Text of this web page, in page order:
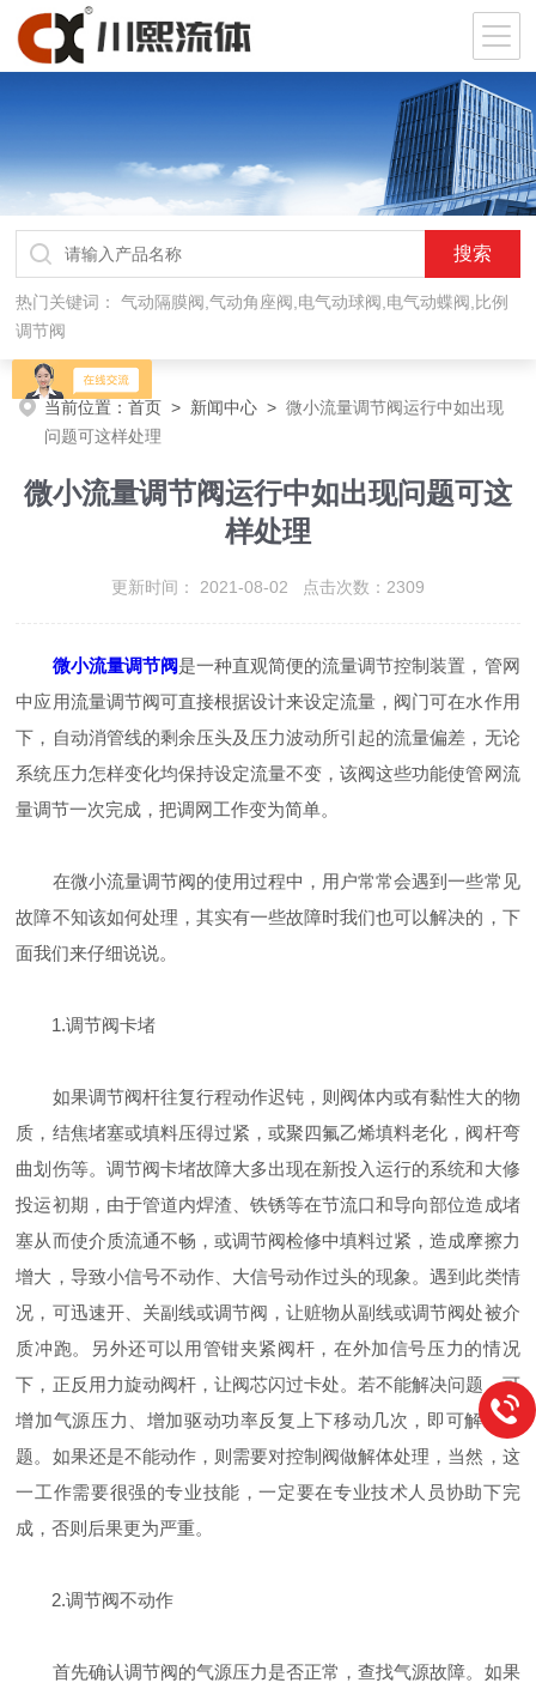
热门关键词：气动隔膜阀,气动角座阀,电气动球阀,电气动蝶阀,比例
调节阀
当前位置：首页 > 新闻中心 >微小流量调节阀运行中如出现
问题可这样处理
微小流量调节阀运行中如出现问题可这
样处理
更新时间： 2021-08-02 点击次数：2309
微小流量调节阀是一种直观简便的流量调节控制装置，管网
中应用流量调节阀可直接根据设计来设定流量，阀门可在水作用
下，自动消管线的剩余压头及压力波动所引起的流量偏差，无论
系统压力怎样变化均保持设定流量不变，该阀这些功能使管网流
量调节一次完成，把调网工作变为简单。
在微小流量调节阀的使用过程中，用户常常会遇到一些常见
故障不知该如何处理，其实有一些故障时我们也可以解决的，下
面我们来仔细说说。
1.调节阀卡堵
如果调节阀杆往复行程动作迟钝，则阀体内或有黏性大的物
质，结焦堵塞或填料压得过紧，或聚四氟乙烯填料老化，阀杆弯
曲划伤等。调节阀卡堵故障大多出现在新投入运行的系统和大修
投运初期，由于管道内焊渣、铁锈等在节流口和导向部位造成堵
塞从而使介质流通不畅，或调节阀检修中填料过紧，造成摩擦力
增大，导致小信号不动作、大信号动作过头的现象。遇到此类情
况，可迅速开、关副线或调节阀，让赃物从副线或调节阀处被介
质冲跑。另外还可以用管钳夹紧阀杆，在外加信号压力的情况
下，正反用力旋动阀杆，让阀芯闪过卡处。若不能解决问题，可
增加气源压力、增加驱动功率反复上下移动几次，即可解决问
题。如果还是不能动作，则需要对控制阀做解体处理，当然，这
一工作需要很强的专业技能，一定要在专业技术人员协助下完
成，否则后果更为严重。
2.调节阀不动作
首先确认调节阀的气源压力是否正常，查找气源故障。如果